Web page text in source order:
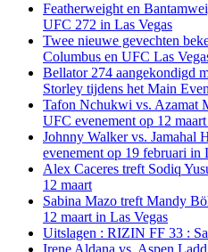
Featherweight en
UFC 272 in Las Vegas
Twee nieuwe gevechten
Columbus en UFC Las
Bellator 274 aangekondigd
Storley tijdens het Main
Tafon Nchukwi vs. Azamat
UFC evenement op 12
Johnny Walker vs. Jamahal
evenement op 19 februari in
Alex Caceres treft Sodiq
12 maart
Sabina Mazo treft Mandy
12 maart in Las Vegas
Uitslagen : RIZIN FF 33 :